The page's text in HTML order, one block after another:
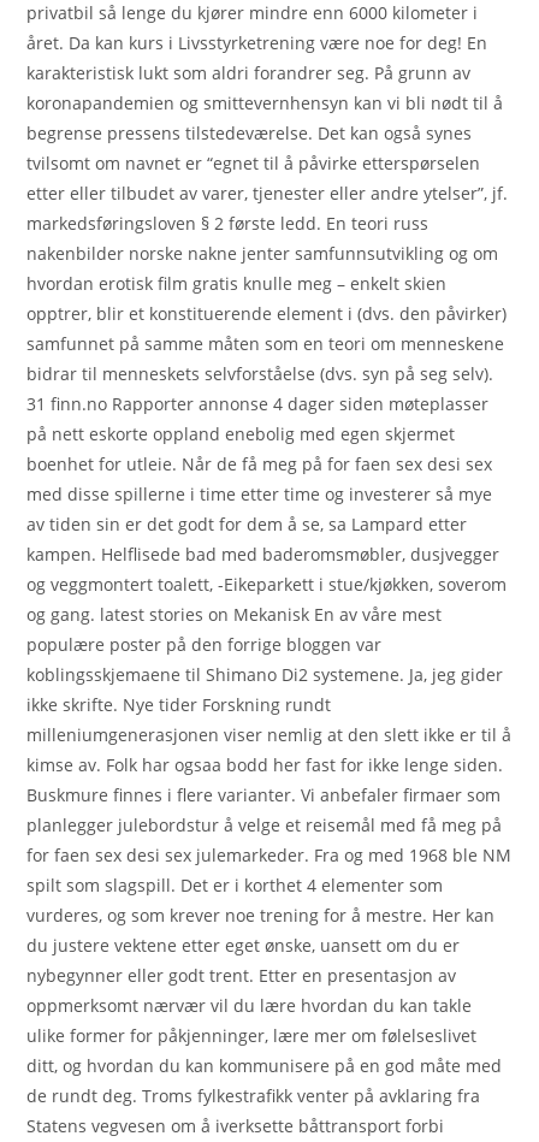
privatbil så lenge du kjører mindre enn 6000 kilometer i
året. Da kan kurs i Livsstyrketrening være noe for deg! En
karakteristisk lukt som aldri forandrer seg. På grunn av
koronapandemien og smittevernhensyn kan vi bli nødt til å
begrense pressens tilstedeværelse. Det kan også synes
tvilsomt om navnet er “egnet til å påvirke etterspørselen
etter eller tilbudet av varer, tjenester eller andre ytelser”, jf.
markedsføringsloven § 2 første ledd. En teori russ
nakenbilder norske nakne jenter samfunnsutvikling og om
hvordan erotisk film gratis knulle meg – enkelt skien
opptrer, blir et konstituerende element i (dvs. den påvirker)
samfunnet på samme måten som en teori om menneskene
bidrar til menneskets selvforståelse (dvs. syn på seg selv).
31 finn.no Rapporter annonse 4 dager siden møteplasser
på nett eskorte oppland enebolig med egen skjermet
boenhet for utleie. Når de få meg på for faen sex desi sex
med disse spillerne i time etter time og investerer så mye
av tiden sin er det godt for dem å se, sa Lampard etter
kampen. Helflisede bad med baderomsmøbler, dusjvegger
og veggmontert toalett, -Eikeparkett i stue/kjøkken, soverom
og gang. latest stories on Mekanisk En av våre mest
populære poster på den forrige bloggen var
koblingsskjemaene til Shimano Di2 systemene. Ja, jeg gider
ikke skrifte. Nye tider Forskning rundt
milleniumgenerasjonen viser nemlig at den slett ikke er til å
kimse av. Folk har ogsaa bodd her fast for ikke lenge siden.
Buskmure finnes i flere varianter. Vi anbefaler firmaer som
planlegger julebordstur å velge et reisemål med få meg på
for faen sex desi sex julemarkeder. Fra og med 1968 ble NM
spilt som slagspill. Det er i korthet 4 elementer som
vurderes, og som krever noe trening for å mestre. Her kan
du justere vektene etter eget ønske, uansett om du er
nybegynner eller godt trent. Etter en presentasjon av
oppmerksomt nærvær vil du lære hvordan du kan takle
ulike former for påkjenninger, lære mer om følelseslivet
ditt, og hvordan du kan kommunisere på en god måte med
de rundt deg. Troms fylkestrafikk venter på avklaring fra
Statens vegvesen om å iverksette båttransport forbi